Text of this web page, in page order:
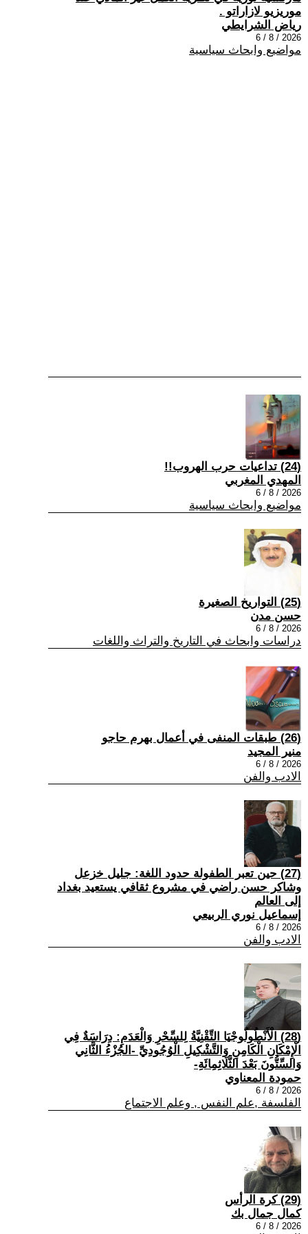
موريزيو لازاراتو .
رياض الشرايطي
2026 / 8 / 6
مواضيع وابحاث سياسية
(24) تداعيات حرب الهروب!!
المهدي المغربي
2026 / 8 / 6
مواضيع وابحاث سياسية
(25) التواريخ الصغيرة
حسن مدن
2026 / 8 / 6
دراسات وابحاث في التاريخ والتراث واللغات
(26) طبقات المنفى في أعمال بهرم حاجو
منير المجيد
2026 / 8 / 6
الادب والفن
(27) حين تعبر الطفولة حدود اللغة: جليل خزعل
وشاكر حسن راضي في مشروع ثقافي يستعيد بغداد
إلى العالم
إسماعيل نوري الربيعي
2026 / 8 / 6
الادب والفن
(28) الْأَنْطُولُوجْيَا التِّقْنِيَّةُ لِلسِّحْرِ وَالْعَدَمِ: دِرَاسَةٌ فِي
الْإِمْكَانِ الْكَامِنِ وَالتَّشْكِيلِ الْوُجُودِيِّ -الجُزْءُ الثَّانِي
وَالسِّتُّونَ بَعْدَ الثَّلَاثِمِائَةِ-
حمودة المعناوي
2026 / 8 / 6
الفلسفة ,علم النفس , وعلم الاجتماع
(29) كرة الرأس
كمال جمال بك
2026 / 8 / 6